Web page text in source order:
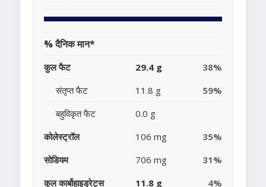
% दैनिक मान*
कुल फैट 29.4 g
38%
संतृप्त फैट
11.8 g
59%
बहुविकृत फैट
0.0 g
कोलेस्ट्रॉल
106 mg
35%
सोडियम
706 mg
31%
कुल कार्बोहाइड्रेट्स
11.8 g 4%